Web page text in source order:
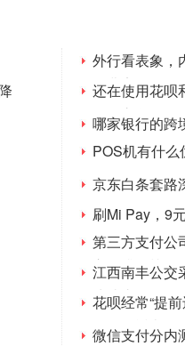
外行看表象，
低费率
还在使用花呗
燃眉之急
哪家银行的跨
POS机有什
不是一把双刃
京东白条套路
刷Mi Pay，9
第三方支付公
交易排行榜！
江西南丰公交
快捷支付
花呗经常“提
答，很透彻
微信支付分内